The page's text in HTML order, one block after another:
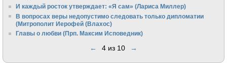
И каждый росток утверждает: «Я сам» (Лариса Миллер)
В вопросах веры недопустимо следовать только дипломатии
(Митрополит Иерофей (Влахос)
Главы о любви (Прп. Максим Исповедник)
← 4 из 10 →